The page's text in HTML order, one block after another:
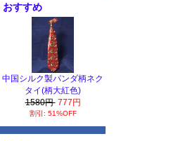
おすすめ
中国シルク製パンダ柄ネク
タイ(柄大紅色)
1580円 777円
割引: 51%OFF